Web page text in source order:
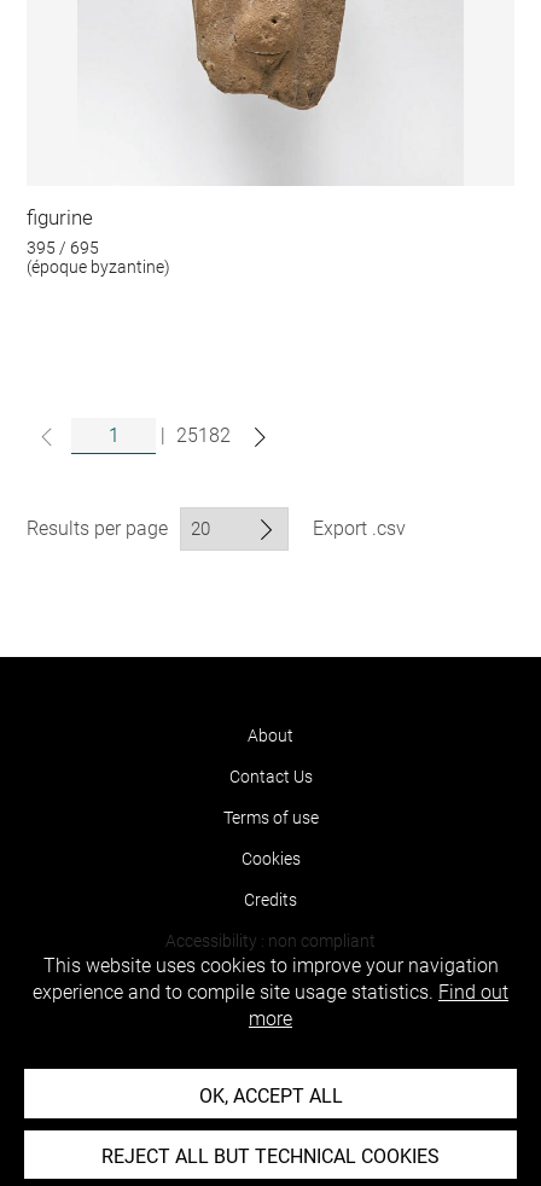
figurine
395 / 695
(époque byzantine)
| 25182
Results per page Export .csv
About
Contact Us
Terms of use
Cookies
Credits
Accessibility : non compliant
This website uses cookies to improve your navigation
experience and to compile site usage statistics. Find out
more
OK, ACCEPT ALL
REJECT ALL BUT TECHNICAL COOKIES